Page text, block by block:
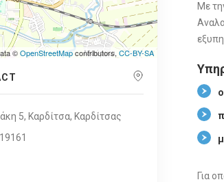
©OpenStreetMapcontributors,CC-BY-SA
5, Καρδίτσα, Καρδίτσας
Με
Για